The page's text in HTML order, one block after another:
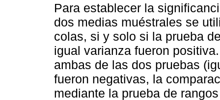
Para establecer la
dos medias muéstrales se
colas, si y solo si la prueba
igual varianza fueron
ambas de las dos pruebas
fueron negativas, la
mediante la prueba de